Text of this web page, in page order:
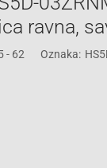
Fizičko
ravna,
- 62 Oznaka: